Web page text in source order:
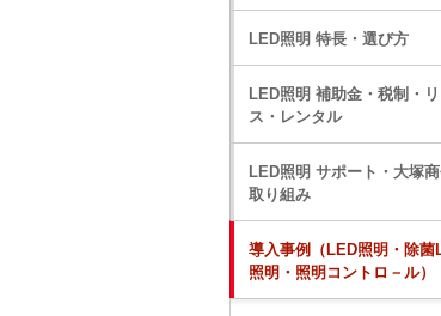
LED照明 特長・選び方
LED照明 補助金・税制・
ス・レンタル
LED照明 サポート・大塚
取り組み
導入事例（LED照明・除菌
照明・照明コントロ－ル）